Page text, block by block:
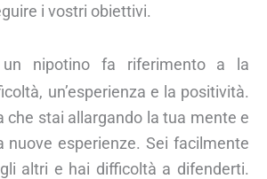
i vostri obiettivi.
un nipotino fa riferimento a la
un’esperienza e la positività.
che stai allargando la tua mente e
nuove esperienze. Sei facilmente
altri e hai difficoltà a difenderti.